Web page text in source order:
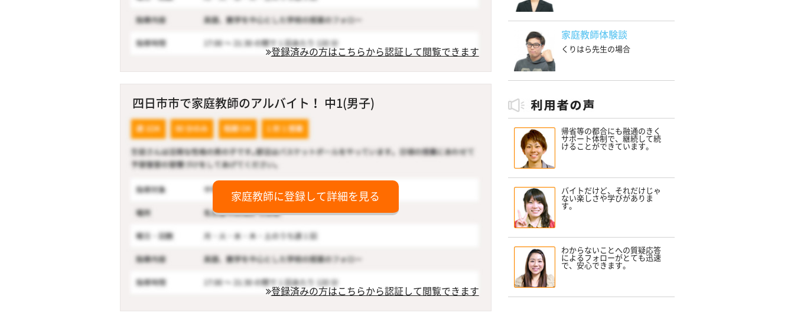
登録済みの方はこちらから認証して閲覧できます
四日市市で家庭教師のアルバイト！ 中1(男子)
家庭教師に登録して詳細を見る
登録済みの方はこちらから認証して閲覧できます
家庭教師体験談
くりはら先生の場合
帰省等の都合にも融通のきく
サポート体制で、継続して続
けることができています。
バイトだけど、それだけじゃ
ない楽しさや学びがありま
す。
わからないことへの質疑応答
によるフォローがとても迅速
で、安心できます。